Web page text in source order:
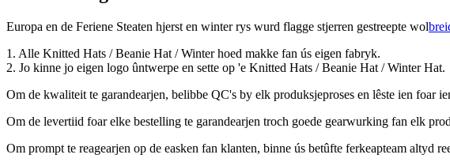
Europa en de Feriene Steaten hjerst en winter rys wurd flagge stjerren gestreepte wol
1. Alle Knitted Hats / Beanie Hat / Winter hoed makke fan ús eigen fabryk.
2. Jo kinne jo eigen logo ûntwerpe en sette op 'e Knitted Hats / Beanie Hat / Winter Hat.
Om de kwaliteit te garandearjen, belibbe QC's by elk produksjeproses en lêste ien foar
Om de levertiid foar elke bestelling te garandearjen troch goede gearwurking fan elk
Om prompt te reagearjen op de easken fan klanten, binne ús betûfte ferkeapteam altyd